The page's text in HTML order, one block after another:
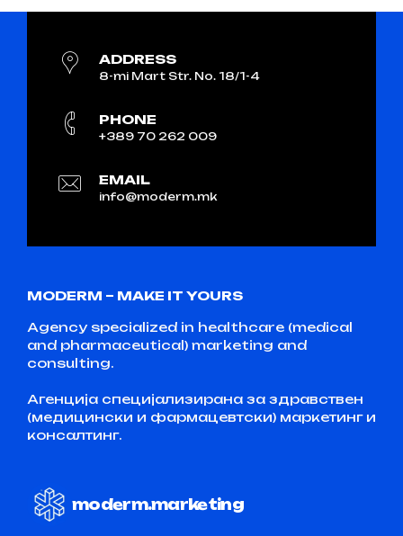
ADDRESS
8-mi Mart Str. No. 18/1-4
PHONE
+389 70 262 009
EMAIL
info@moderm.mk
MODERM – MAKE IT YOURS
Agency specialized in healthcare (medical
and pharmaceutical) marketing and
consulting.
Агенција специјализирана за здравствен
(медицински и фармацевтски) маркетинг и
консалтинг.
moderm.marketing